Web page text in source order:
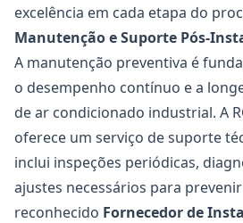
excelência em cada etapa do
Manutenção e Suporte Pós-
A manutenção preventiva é
o desempenho contínuo e a
de ar condicionado industrial. A
oferece um serviço de suporte
inclui inspeções periódicas,
ajustes necessários para
reconhecido Fornecedor de